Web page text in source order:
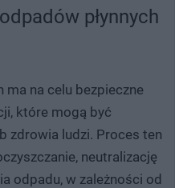
płynnych
ma na celu bezpieczne
które mogą być
zdrowia ludzi. Proces ten
neutralizację
odpadu, w zależności od